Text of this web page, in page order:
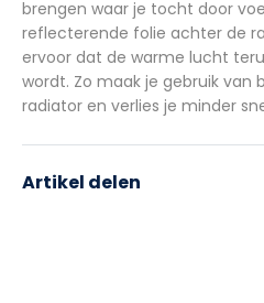
brengen waar je tocht door
reflecterende folie achter de
ervoor dat de warme lucht
wordt. Zo maak je gebruik van
radiator en verlies je minder
Artikel delen